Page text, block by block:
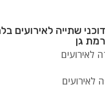
שתייה לאירועים
גן
לאירועים
לאירועים